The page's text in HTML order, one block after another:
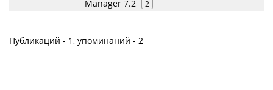
Manager 7.2
2
Публикаций - 1, упоминаний - 2